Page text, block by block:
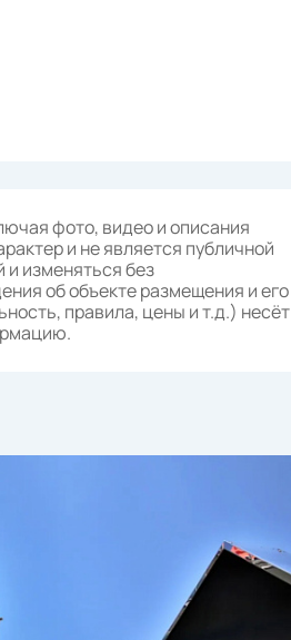
фото, видео и описания
и не является публичной
и изменяться без
об объекте размещения и его
правила, цены и т.д.) несёт